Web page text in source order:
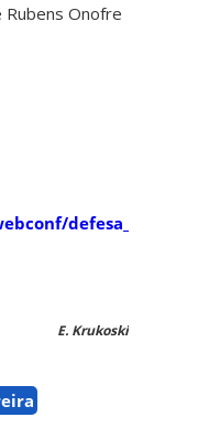
Rubens Onofre
defesa_maa
E. Krukoski